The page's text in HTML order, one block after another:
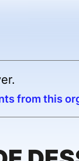
from this